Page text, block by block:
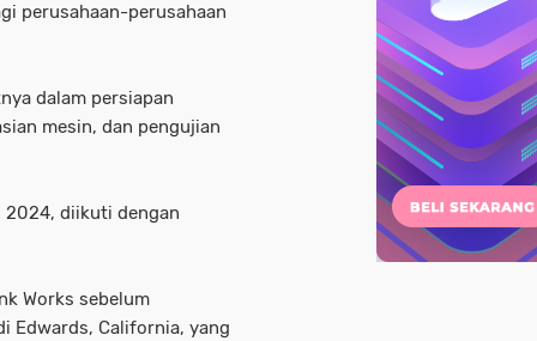
perusahaan-perusahaan
dalam persiapan
mesin, dan pengujian
2024, diikuti dengan
Works sebelum
Edwards, California, yang